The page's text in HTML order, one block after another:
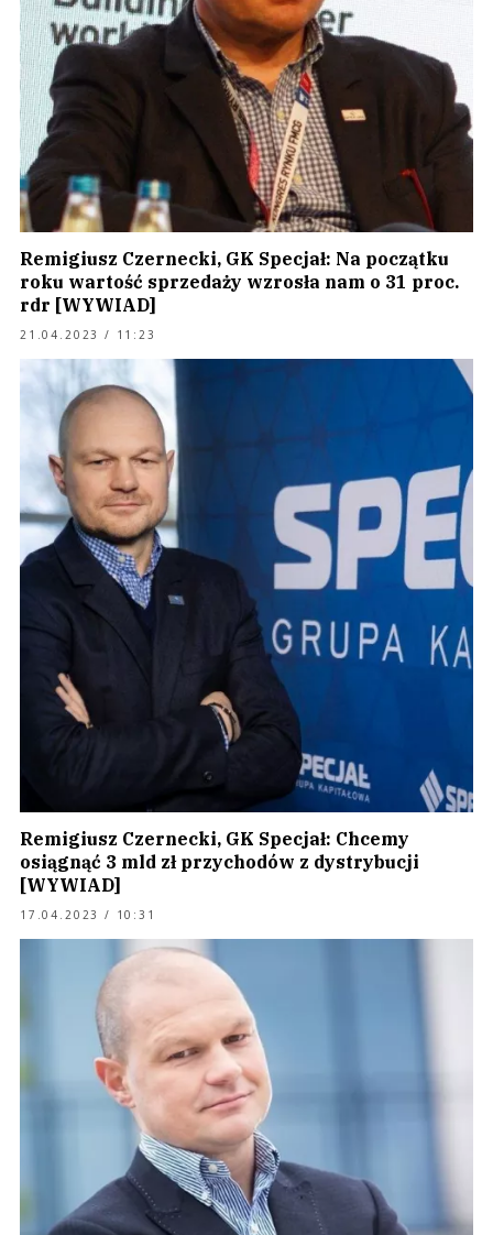
Remigiusz Czernecki, GK Specjał: Na początku
roku wartość sprzedaży wzrosła nam o 31 proc.
rdr [WYWIAD]
21.04.2023 / 11:23
Remigiusz Czernecki, GK Specjał: Chcemy
osiągnąć 3 mld zł przychodów z dystrybucji
[WYWIAD]
17.04.2023 / 10:31